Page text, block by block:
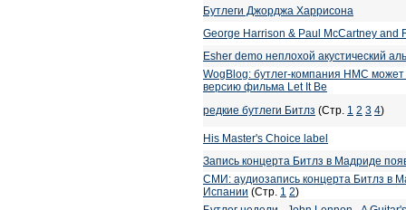
Бутлеги Джорджа Харрисона
George Harrison & Paul McCartney and
Esher demo неплохой акустический
WogBlog: бутлег-компания HMC
версию фильма Let It Be
редкие бутлеги Битлз (Стр. 1 2 3 4)
His Master's Choice label
Запись концерта Битлз в Мадриде
СМИ: аудиозапись концерта Битлз в
Испании (Стр. 1 2)